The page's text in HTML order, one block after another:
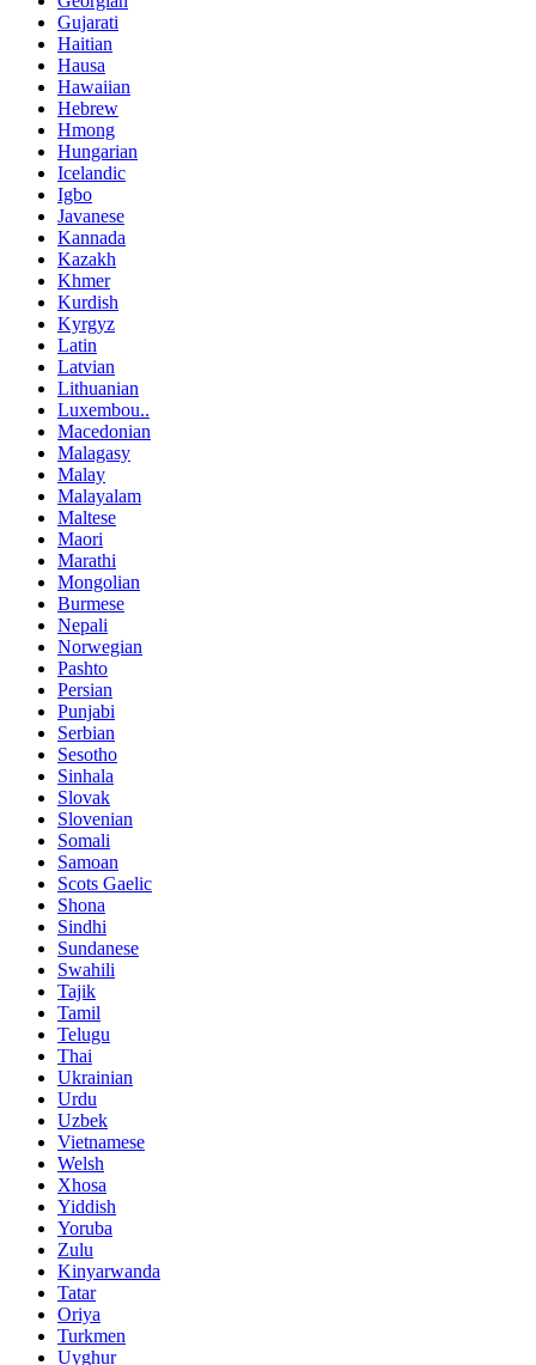
Gujarati
Haitian
Hausa
Hawaiian
Hebrew
Hmong
Hungarian
Icelandic
Igbo
Javanese
Kannada
Kazakh
Khmer
Kurdish
Kyrgyz
Latin
Latvian
Lithuanian
Luxembou..
Macedonian
Malagasy
Malay
Malayalam
Maltese
Maori
Marathi
Mongolian
Burmese
Nepali
Norwegian
Pashto
Persian
Punjabi
Serbian
Sesotho
Sinhala
Slovak
Slovenian
Somali
Samoan
Scots Gaelic
Shona
Sindhi
Sundanese
Swahili
Tajik
Tamil
Telugu
Thai
Ukrainian
Urdu
Uzbek
Vietnamese
Welsh
Xhosa
Yiddish
Yoruba
Zulu
Kinyarwanda
Tatar
Oriya
Turkmen
Uyghur